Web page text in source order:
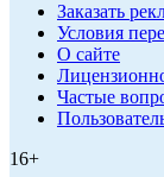
Заказать
Условия
О сайте
Частые
16+